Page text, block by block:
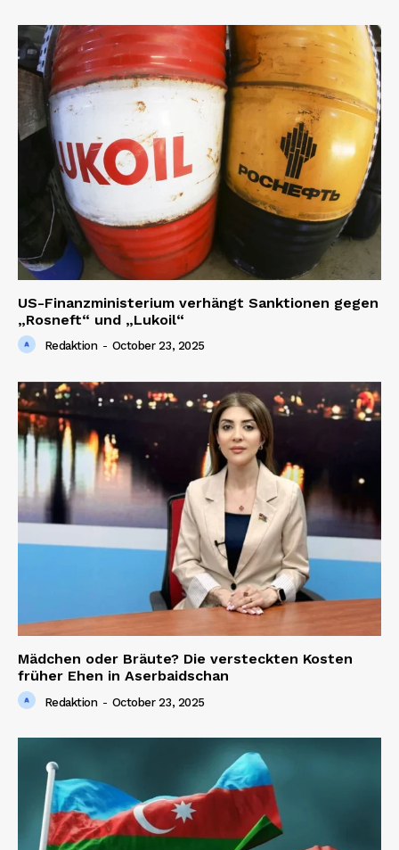
US-Finanzministerium verhängt Sanktionen gegen
„Rosneft“ und „Lukoil“
Redaktion - October 23, 2025
Mädchen oder Bräute? Die versteckten Kosten
früher Ehen in Aserbaidschan
Redaktion - October 23, 2025